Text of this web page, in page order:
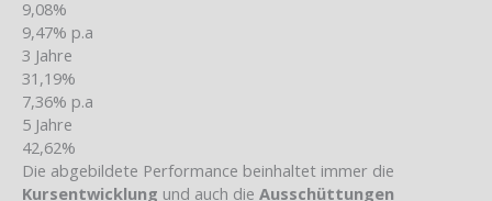
9,08%
9,47% p.a
3 Jahre
31,19%
7,36% p.a
5 Jahre
42,62%
Die abgebildete Performance beinhaltet immer die
Kursentwicklung und auch die Ausschüttungen